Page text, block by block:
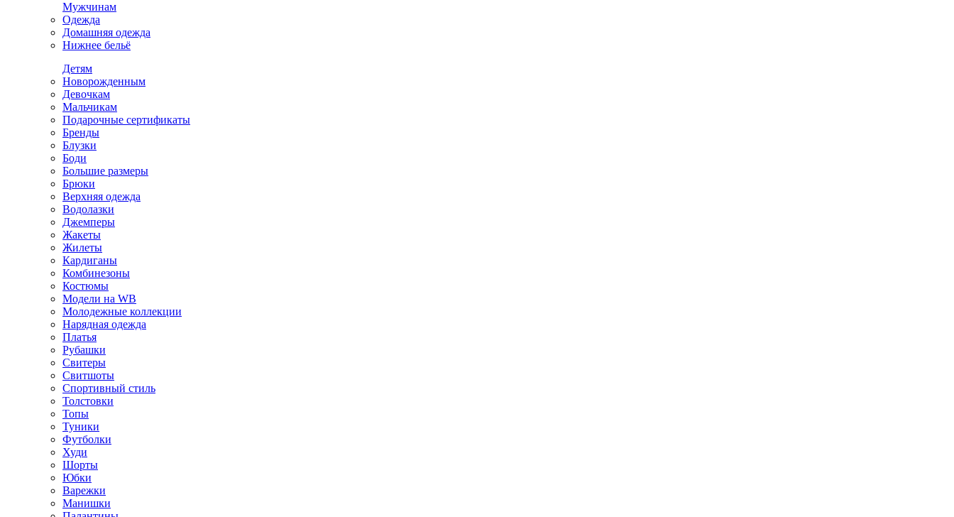
Мужчинам
Одежда
Домашняя одежда
Нижнее бельё
Детям
Новорожденным
Девочкам
Мальчикам
Подарочные сертификаты
Бренды
Блузки
Боди
Большие размеры
Брюки
Верхняя одежда
Водолазки
Джемперы
Жакеты
Жилеты
Кардиганы
Комбинезоны
Костюмы
Модели на WB
Молодежные коллекции
Нарядная одежда
Платья
Рубашки
Свитеры
Свитшоты
Спортивный стиль
Толстовки
Топы
Туники
Футболки
Худи
Шорты
Юбки
Варежки
Манишки